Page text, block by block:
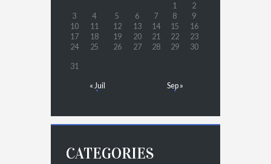
« Juil Sep »
1
2
3
4 5 6 7 8
9
10
11 12 13 14 15
16
17
18 19 20 21 22
23
24
25 26 27 28 29 30
31
CATEGORIES